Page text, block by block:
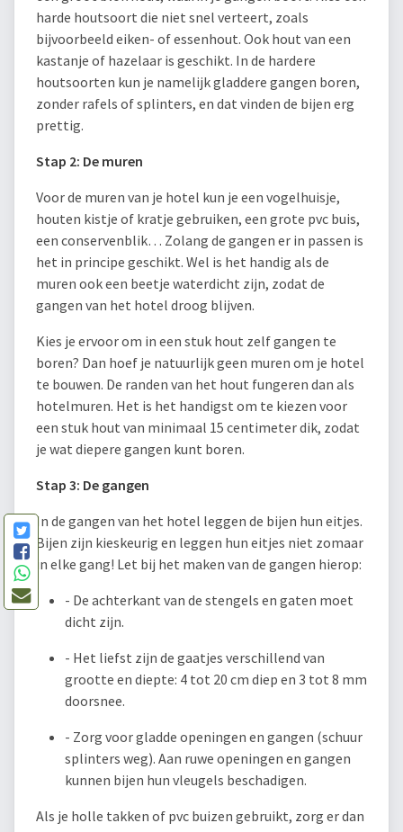
harde houtsoort die niet snel verteert, zoals
bijvoorbeeld eiken- of essenhout. Ook hout van een
kastanje of hazelaar is geschikt. In de hardere
houtsoorten kun je namelijk gladdere gangen boren,
zonder rafels of splinters, en dat vinden de bijen erg
prettig.
Stap 2: De muren
Voor de muren van je hotel kun je een vogelhuisje,
houten kistje of kratje gebruiken, een grote pvc buis,
een conservenblik… Zolang de gangen er in passen is
het in principe geschikt. Wel is het handig als de
muren ook een beetje waterdicht zijn, zodat de
gangen van het hotel droog blijven.
Kies je ervoor om in een stuk hout zelf gangen te
boren? Dan hoef je natuurlijk geen muren om je hotel
te bouwen. De randen van het hout fungeren dan als
hotelmuren. Het is het handigst om te kiezen voor
een stuk hout van minimaal 15 centimeter dik, zodat
je wat diepere gangen kunt boren.
Stap 3: De gangen
In de gangen van het hotel leggen de bijen hun eitjes.
Bijen zijn kieskeurig en leggen hun eitjes niet zomaar
in elke gang! Let bij het maken van de gangen hierop:
- De achterkant van de stengels en gaten moet
dicht zijn.
- Het liefst zijn de gaatjes verschillend van
grootte en diepte: 4 tot 20 cm diep en 3 tot 8 mm
doorsnee.
- Zorg voor gladde openingen en gangen (schuur
splinters weg). Aan ruwe openingen en gangen
kunnen bijen hun vleugels beschadigen.
Als je holle takken of pvc buizen gebruikt, zorg er dan